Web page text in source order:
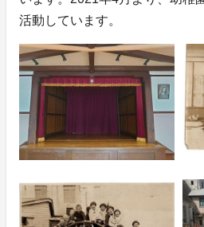
活動しています。